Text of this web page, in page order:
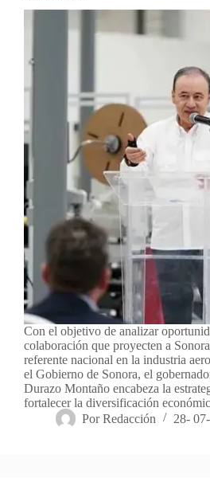
Con el objetivo de analizar
colaboración que proyecten a
referente nacional en la industria
el Gobierno de Sonora, el
Durazo Montaño encabeza la
fortalecer la diversificación
Por Redacción 28-